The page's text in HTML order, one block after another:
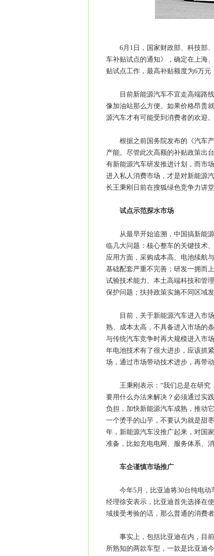
6月1日，国家财政部、科技部、
车补贴试点的通知》，确定在上海
贴试点工作，最高补贴额度为6万元
目前新能源汽车不宜走高端路线
像加油站那么方便。如果价格昂贵
源汽车才有可能受到消费者的欢迎。
根据之前国务院发布的《汽车产
产能。尽管此次高额的补贴政策出
有新能源汽车研发推进计划，而市
进入私人消费市场，才是对新能源
长王秉刚日前在搜狐绿色竞争力讲堂
试点示范探水市场
从最早开始追溯，中国搞新能源
临几大问题：核心整车的关键技术
应用方面，采购成本高、电池续航
基础配套严重不完善；研发一拥而
试验技术能力、本土高端科技和管
保护问题；扶持政策实施不同区域
目前，关于新能源汽车进入市场
熟、成本太高，不具备进入市场的
与传统汽车竞争时再大规模进入市
年电池技术有了很大进步，应该抓
场，通过市场带动技术进步，再带动
王秉刚表示：“我们总是在研究
要用什么办法来解决？必须通过实
负担，加快新能源汽车成熟，推动
一个烫手的山芋，不要认为就是甜
年，新能源汽车没推广起来，对国
准备，比如充电电网、服务体系、
车企谨慎市场推广
今年5月，比亚迪将30台纯电动
经理徐安表示，比亚迪首先选择在
域接受考验的话，那么普通的消费
事实上，包括比亚迪在内，目前
所熟知的两款车型，一款是比亚迪